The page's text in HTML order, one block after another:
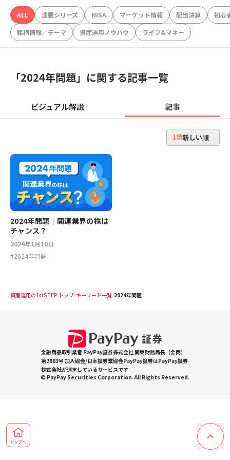
ALL 連載シリーズ NISA マーケット情報 配当決算
初心
銘柄情報／テーマ
資産運用ノウハウ ライフ&マネー
「2024年問題」に関する記事一覧
ビジュアル解説 記事
新しい順
2024年問題｜関連業界の株は
チャンス？
2024年1月10日
#2024年問題
資産運用の1stSTEP トップ キーワード一覧 2024年問題
金融商品取引業者 PayPay証券株式会社 関東財務局長（金商）
第2883号 加入協会/日本証券業協会PayPay証券はPayPay証券
株式会社が運営しているサービスです
© PayPay Securities Corporation. All Rights Reserved.